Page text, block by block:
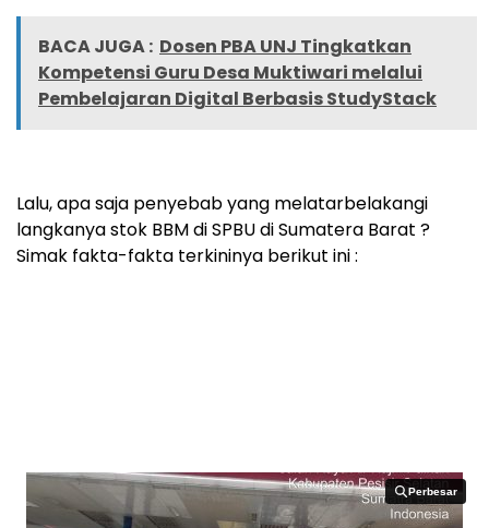
BACA JUGA : Dosen PBA UNJ Tingkatkan
Kompetensi Guru Desa Muktiwari melalui
Pembelajaran Digital Berbasis StudyStack
Lalu, apa saja penyebab yang melatarbelakangi
langkanya stok BBM di SPBU di Sumatera Barat ?
Simak fakta-fakta terkininya berikut ini :
Perbesar
Perbesar